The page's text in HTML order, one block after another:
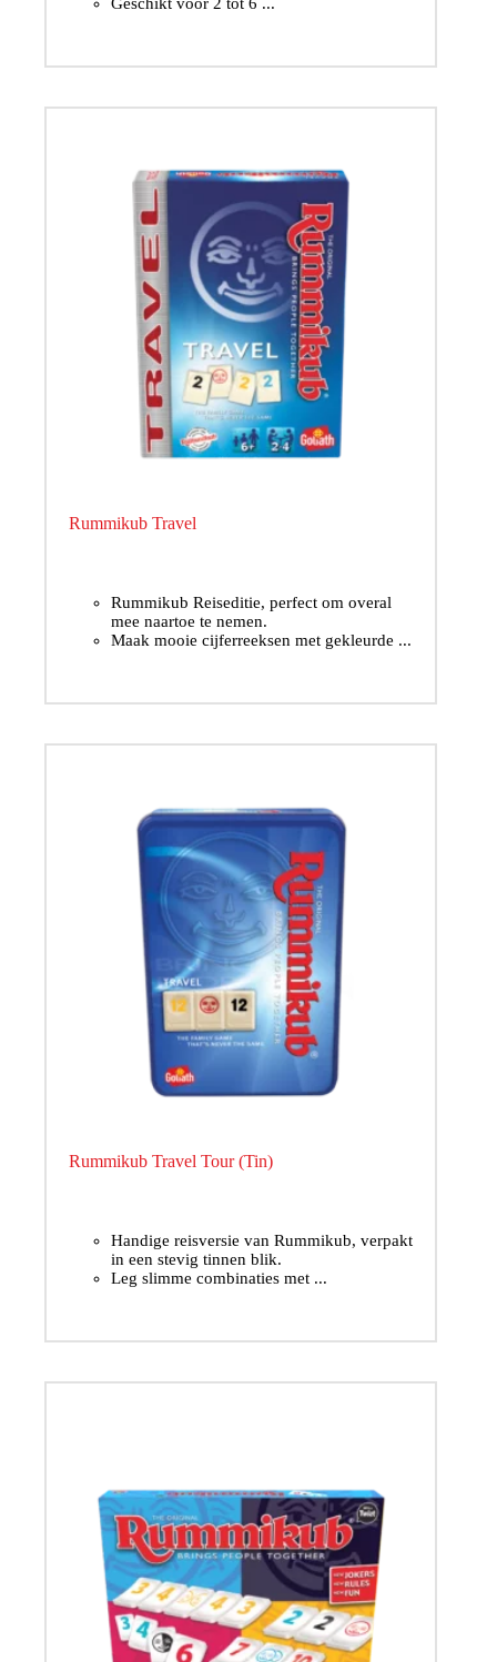
Rummikub Travel
Rummikub Reiseditie, perfect om overal
mee naartoe te nemen.
Maak mooie cijferreeksen met gekleurde ...
Rummikub Travel Tour (Tin)
Handige reisversie van Rummikub, verpakt
in een stevig tinnen blik.
Leg slimme combinaties met ...